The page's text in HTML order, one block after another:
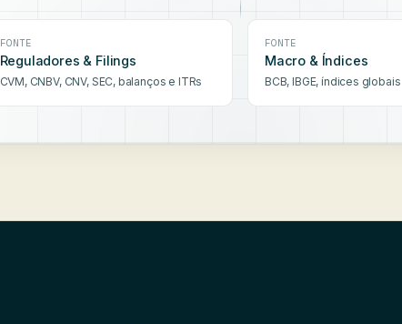
FONTE
Reguladores & Filings
CVM, CNBV, CNV, SEC, balanços e ITRs
FONTE
Macro & Índices
BCB, IBGE, índices globais